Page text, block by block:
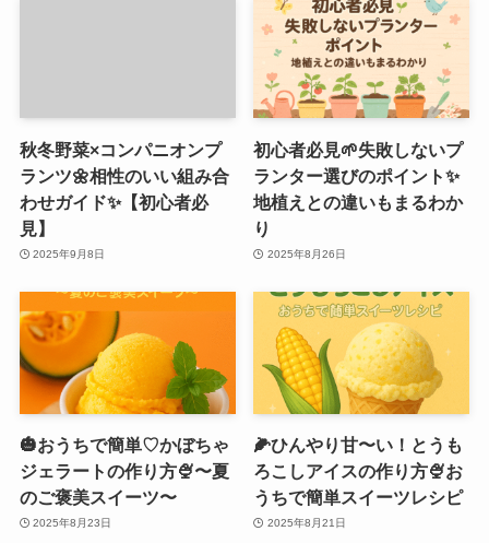
秋冬野菜×コンパニオンプ
ランツ🌼相性のいい組み合
わせガイド✨【初心者必
見】
2025年9月8日
初心者必見🌱失敗しないプ
ランター選びのポイント✨
地植えとの違いもまるわか
り
2025年8月26日
🎃おうちで簡単♡かぼちゃ
ジェラートの作り方🍨〜夏
のご褒美スイーツ〜
2025年8月23日
🌽ひんやり甘〜い！とうも
ろこしアイスの作り方🍨お
うちで簡単スイーツレシピ
2025年8月21日